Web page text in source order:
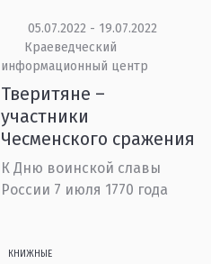
05.07.2022 - 19.07.2022
Краеведческий
информационный центр
Тверитяне –
участники
Чесменского сражения
К Дню воинской славы
России 7 июля 1770 года
КНИЖНЫЕ